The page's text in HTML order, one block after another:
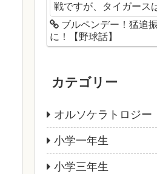
戦ですが、タイガース
ブルペンデー！猛追
に！【野球話】
カテゴリー
オルソケラトロジー
小学一年生
小学三年生